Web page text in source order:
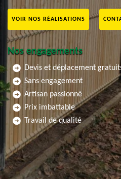
VOIR NOS RÉALISATIONS
Nos engagements
Devis et déplacement
Sans engagement
Artisan passionné
Prix imbattable
Travail de qualité